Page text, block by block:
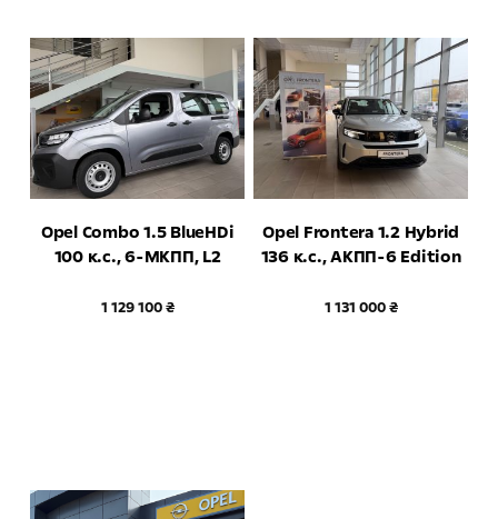
Opel Combo 1.5 BlueHDi
100 к.с., 6-МКПП, L2
1 129 100 ₴
Opel Frontera 1.2 Hybrid
136 к.с., АКПП-6 Edition
1 131 000 ₴